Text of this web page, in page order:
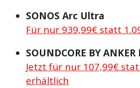
SONOS Arc Ultra
Für nur 939,99€ statt
SOUNDCORE BY
Jetzt für nur 107,99€
erhältlich